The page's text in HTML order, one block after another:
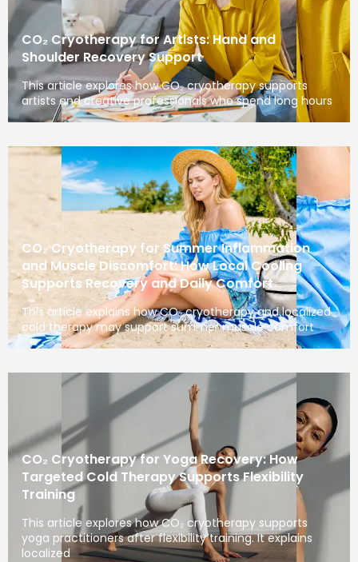
CO₂ Cryotherapy for Artists: Hand and
Shoulder Recovery Support
This article explores how CO₂ cryotherapy supports
artists and creative professionals who spend long hours
CO₂ Cryotherapy for Summer Inflammation
and Muscle Discomfort: How Local Cooling
Supports Recovery and Daily Comfort
This article explains how CO₂ cryotherapy and localized
cold therapy may support summer muscle comfort
CO₂ Cryotherapy for Yoga Recovery: How
Targeted Cold Therapy Supports Flexibility
Training
This article explores how CO₂ cryotherapy supports
yoga practitioners after flexibility training. It explains
localized